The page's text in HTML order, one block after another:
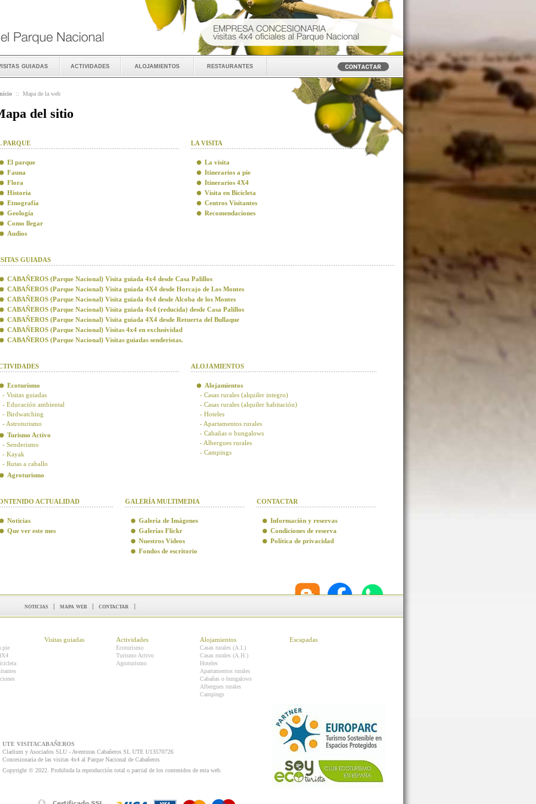
guiadas actividades alojamientos restaurantes
:: Mapa de la web
del sitio
PARQUE
El parque
Fauna
Flora
Historia
Etnografía
Geología
Como llegar
Audios
LA VISITA
La visita
Itinerarios a pie
Itinerarios 4X4
Visita en Bicicleta
Centros Visitantes
Recomendaciones
GUIADAS
CABAÑEROS (Parque Nacional) Visita guiada 4x4 desde Casa Palillos
CABAÑEROS (Parque Nacional) Visita guiada 4X4 desde Horcajo de Los Montes
CABAÑEROS (Parque Nacional) Visita guiada 4x4 desde Alcoba de los Montes
CABAÑEROS (Parque Nacional) Visita guiada 4x4 (reducida) desde Casa Palillos
CABAÑEROS (Parque Nacional) Visita guiada 4X4 desde Retuerta del Bullaque
CABAÑEROS (Parque Nacional) Visitas 4x4 en exclusividad
CABAÑEROS (Parque Nacional) Visitas guiadas senderistas.
Ecoturismo
- Visitas guiadas
- Educación ambiental
- Birdwatching
- Astroturismo
Turismo Activo
- Senderismo
- Kayak
- Rutas a caballo
Agroturismo
ALOJAMIENTOS
Alojamientos
- Casas rurales (alquiler integro)
- Casas rurales (alquiler habitación)
- Hoteles
- Apartamentos rurales
- Cabañas o bungalows
- Albergues rurales
- Campings
ACTUALIDAD
Noticias
Que ver este mes
GALERÍA MULTIMEDIA
Galería de Imágenes
Galerías Flickr
Nuestros Videos
Fondos de escritorio
CONTACTAR
Información y reservas
Condiciones de reserva
Política de privacidad
noticias | mapa web | contactar |
pie
Visitas guiadas Actividades
Ecoturismo
Turismo Activo
Agroturismo
Alojamientos
Casas rurales (A.I.)
Casas rurales (A.H.)
Hoteles
Apartamentos rurales
Cabañas o bungalows
Albergues rurales
Campings
Escapadas
UTE VISITACABAÑEROS
Cladium y Asociados SLU - Aventuras Cabañeros SL UTE U13570726
Concesionaria de las visitas 4x4 al Parque Nacional de Cabañeros
Copyright © 2022. Prohibida la reproducción total o parcial de los contenidos de esta web.